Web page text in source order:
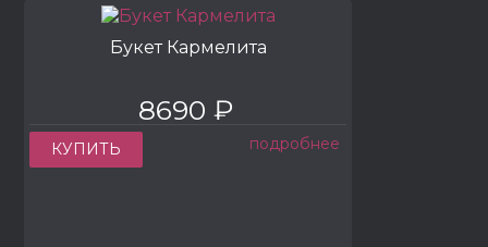
Букет Кармелита
8690 ₽
КУПИТЬ подробнее